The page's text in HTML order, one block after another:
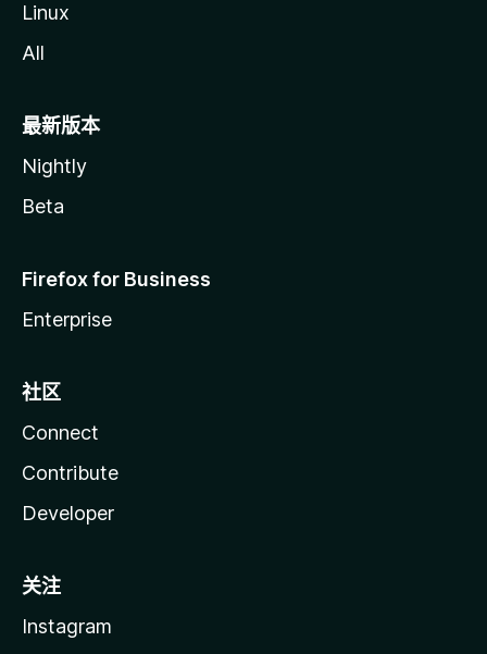
Linux
All
最新版本
Nightly
Beta
Firefox for Business
Enterprise
社区
Connect
Contribute
Developer
关注
Instagram